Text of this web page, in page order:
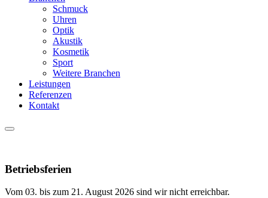
Schmuck
Uhren
Optik
Akustik
Kosmetik
Sport
Weitere Branchen
Leistungen
Referenzen
Kontakt
Betriebsferien
Vom 03. bis zum 21. August 2026 sind wir nicht erreichbar.